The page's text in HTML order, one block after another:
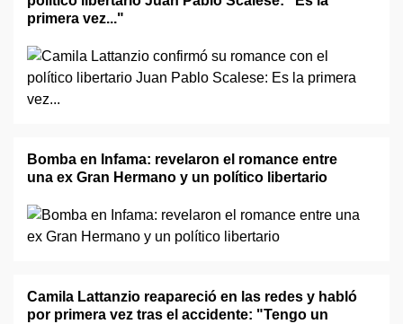
primera vez..."
Bomba en Infama: revelaron el romance entre
una ex Gran Hermano y un político libertario
Camila Lattanzio reapareció en las redes y habló
por primera vez tras el accidente: "Tengo un